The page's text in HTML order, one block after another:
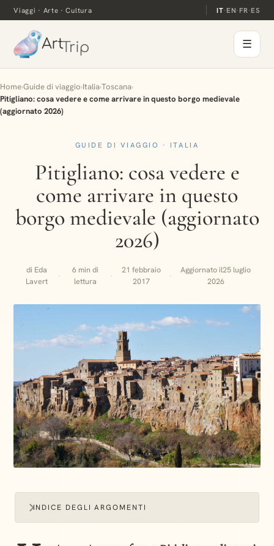
Viaggi · Arte · Cultura IT·EN·FR·ES
☰
Home›Guide di viaggio›Italia›Toscana›
Pitigliano: cosa vedere e come arrivare in questo borgo medievale
(aggiornato 2026)
GUIDE DI VIAGGIO · ITALIA
Pitigliano: cosa vedere e
come arrivare in questo
borgo medievale (aggiornato
2026)
di Eda
Lavert
·
6 min di
lettura
·
21 febbraio
2017
·
Aggiornato il25 luglio
2026
INDICE DEGLI ARGOMENTI